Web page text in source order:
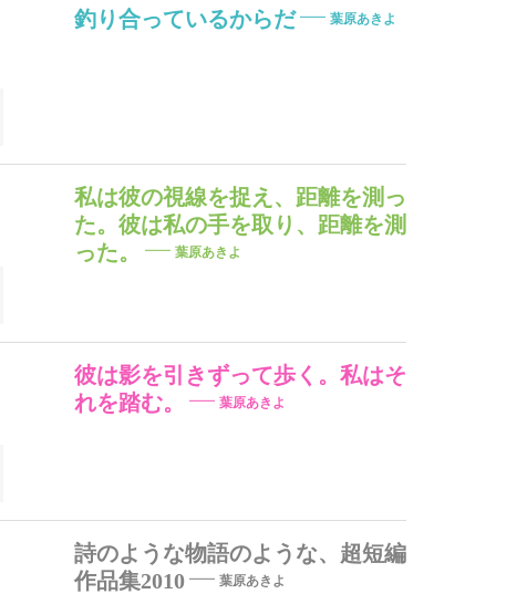
釣り合っているからだ 葉原あきよ
私は彼の視線を捉え、距離を測っ
た。彼は私の手を取り、距離を測
った。
葉原あきよ
彼は影を引きずって歩く。私はそ
れを踏む。
葉原あきよ
詩のような物語のような、超短編
作品集2010
葉原あきよ